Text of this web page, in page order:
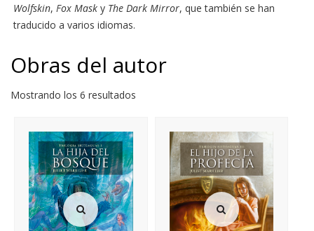
Wolfskin, Fox Mask y The Dark Mirror, que también se han
traducido a varios idiomas.
Obras del autor
Mostrando los 6 resultados